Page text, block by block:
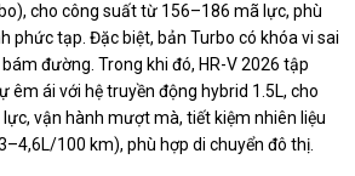
cho công suất từ 156–186 mã lực, phù
phức tạp. Đặc biệt, bản Turbo có khóa vi sai
đường. Trong khi đó, HR-V 2026 tập
êm ái với hệ truyền động hybrid 1.5L, cho
vận hành mượt mà, tiết kiệm nhiên liệu
100 km), phù hợp di chuyển đô thị.